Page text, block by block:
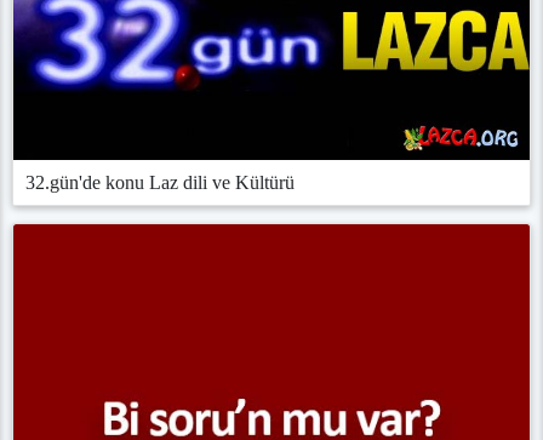
32.gün'de konu Laz dili ve Kültürü